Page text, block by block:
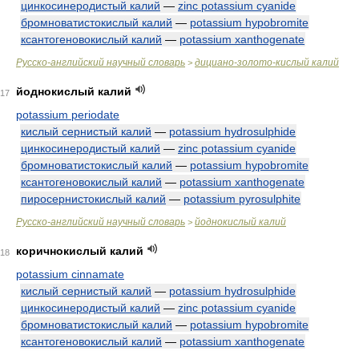
цинкосинеродистый калий — zinc potassium cyanide
бромноватистокислый калий — potassium hypobromite
ксантогеновокислый калий — potassium xanthogenate
Русско-английский научный словарь > дициано-золото-кислый калий
17
йоднокислый калий
potassium periodate
кислый сернистый калий — potassium hydrosulphide
цинкосинеродистый калий — zinc potassium cyanide
бромноватистокислый калий — potassium hypobromite
ксантогеновокислый калий — potassium xanthogenate
пиросернистокислый калий — potassium pyrosulphite
Русско-английский научный словарь > йоднокислый калий
18
коричнокислый калий
potassium cinnamate
кислый сернистый калий — potassium hydrosulphide
цинкосинеродистый калий — zinc potassium cyanide
бромноватистокислый калий — potassium hypobromite
ксантогеновокислый калий — potassium xanthogenate